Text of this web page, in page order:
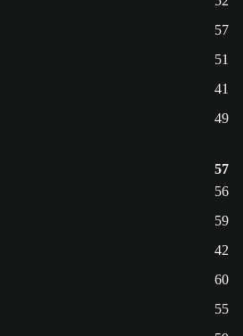
57
51
41
49
57
56
59
42
60
55